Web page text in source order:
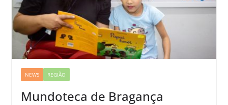
NEWS REGIÃO
Mundoteca de Bragança